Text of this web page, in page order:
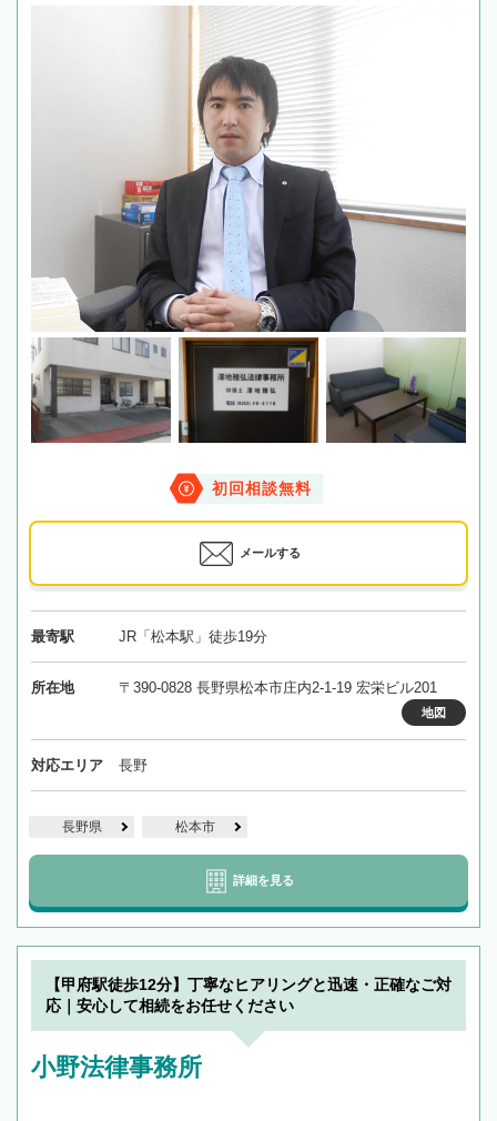
初回相談無料
メールする
最寄駅 JR「松本駅」徒歩19分
所在地 〒390-0828 長野県松本市庄内2-1-19 宏栄ビル201
地図
対応エリア 長野
長野県 松本市
詳細を見る
【甲府駅徒歩12分】丁寧なヒアリングと迅速・正確なご対
応｜安心して相続をお任せください
小野法律事務所